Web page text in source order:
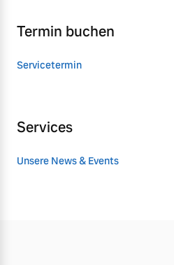
Termin buchen
Servicetermin
Services
Unsere News & Events